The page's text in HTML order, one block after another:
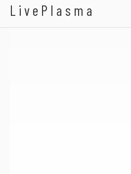
LivePlasma
Zazie